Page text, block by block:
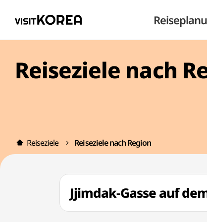
Reiseziele nach
Reiseziele Reiseziele nach Region
Jjimdak-Gasse auf